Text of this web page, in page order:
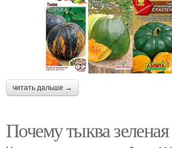
читать дальше →
Почему тыква